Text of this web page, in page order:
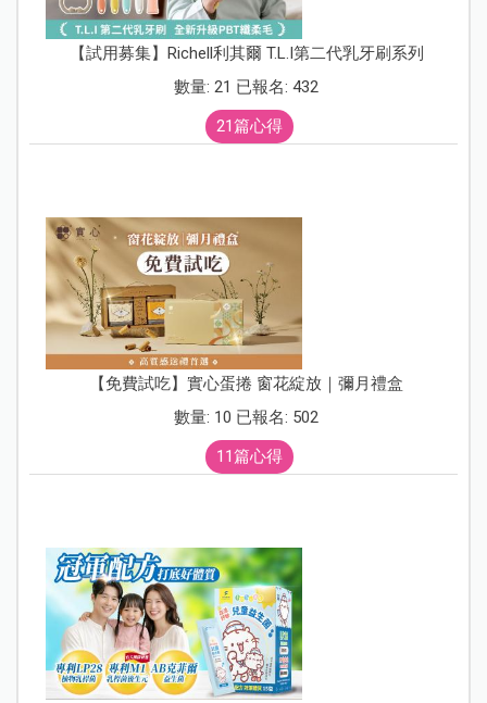
【試用募集】Richell利其爾 T.L.I第二代乳牙刷系列
數量: 21 已報名: 432
21篇心得
【免費試吃】實心蛋捲 窗花綻放｜彌月禮盒
數量: 10 已報名: 502
11篇心得